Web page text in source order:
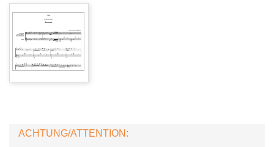
ACHTUNG/ATTENTION: